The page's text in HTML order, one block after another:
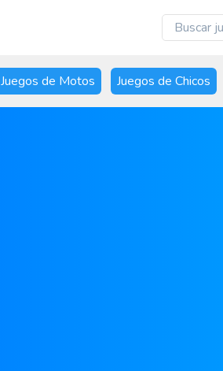
Juegos de Motos Juegos de Chicos